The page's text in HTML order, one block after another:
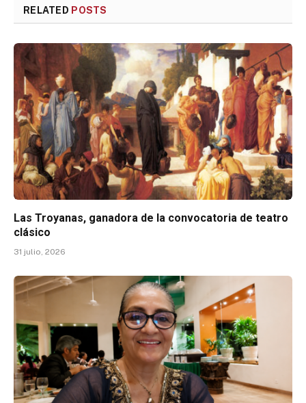
RELATED POSTS
Las Troyanas, ganadora de la convocatoria de teatro
clásico
31 julio, 2026